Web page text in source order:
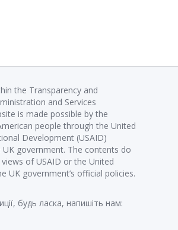
the Transparency and
and Services
is made possible by the
people through the United
Development (USAID)
government. The contents do
of USAID or the United
UK government’s official policies.
будь ласка, напишіть нам: